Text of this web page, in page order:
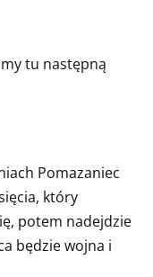
tu następną
Pomazaniec
który
potem nadejdzie
będzie wojna i